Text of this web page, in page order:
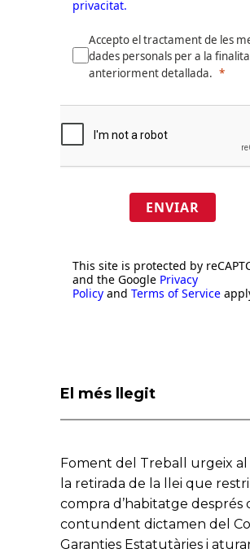
privacitat.
Accepto el tractament de les
dades personals per a la
anteriorment detallada.
ENVIAR
This site is protected by
and the Google Privacy
Policy and Terms of Service
El més llegit
Foment del Treball urgeix al
la retirada de la llei que
compra d’habitatge després
contundent dictamen del
Garanties Estatutàries i